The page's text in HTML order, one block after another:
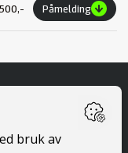
Påmelding